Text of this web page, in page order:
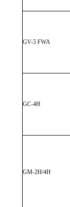
GV-5 FWA
GC-4H
GM-2H/4H